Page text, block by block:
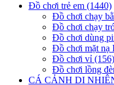
Đồ chơi trẻ em (1440)
Đồ chơi chạy
Đồ chơi chạy
Đồ chơi dùng
Đồ chơi mặt nạ
Đồ chơi vỉ (156)
Đồ chơi lồng
CÁ CẢNH DI